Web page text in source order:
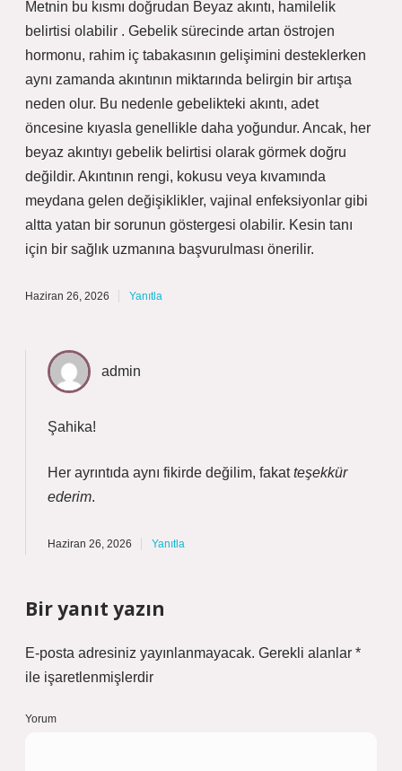
Metnin bu kısmı doğrudan Beyaz akıntı, hamilelik
belirtisi olabilir . Gebelik sürecinde artan östrojen
hormonu, rahim iç tabakasının gelişimini desteklerken
aynı zamanda akıntının miktarında belirgin bir artışa
neden olur. Bu nedenle gebelikteki akıntı, adet
öncesine kıyasla genellikle daha yoğundur. Ancak, her
beyaz akıntıyı gebelik belirtisi olarak görmek doğru
değildir. Akıntının rengi, kokusu veya kıvamında
meydana gelen değişiklikler, vajinal enfeksiyonlar gibi
altta yatan bir sorunun göstergesi olabilir. Kesin tanı
için bir sağlık uzmanına başvurulması önerilir.
Haziran 26, 2026 Yanıtla
admin
Şahika!
Her ayrıntıda aynı fikirde değilim, fakatteşekkür
ederim.
Haziran 26, 2026 Yanıtla
Bir yanıt yazın
E-posta adresiniz yayınlanmayacak. Gerekli alanlar *
ile işaretlenmişlerdir
Yorum